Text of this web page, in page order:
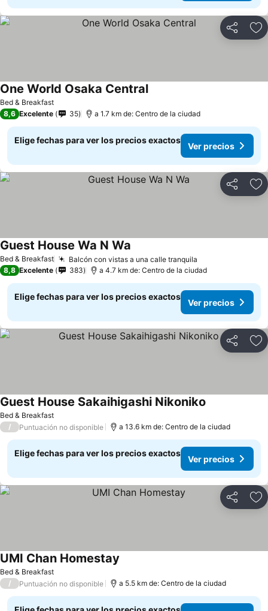
Compartir
Bed & Breakfast
One World Osaka Central
8,6 Excelente 35 a 1.7 km de: Centro de la ciudad
Elige fechas para ver los precios exactos
Ver precios
Compartir
Bed & Breakfast Balcón con vistas a una calle tranquila
Guest House Wa N Wa
8,8 Excelente 383 a 4.7 km de: Centro de la ciudad
Elige fechas para ver los precios exactos
Ver precios
Compartir
Bed & Breakfast
Guest House Sakaihigashi Nikoniko
/ Puntuación no disponible a 13.6 km de: Centro de la ciudad
Elige fechas para ver los precios exactos
Ver precios
Compartir
Bed & Breakfast
UMI Chan Homestay
/ Puntuación no disponible a 5.5 km de: Centro de la ciudad